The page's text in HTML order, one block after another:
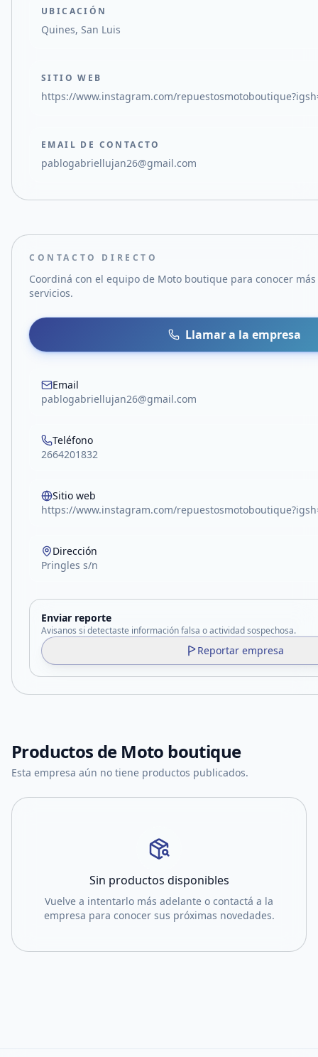
UBICACIÓN
Quines, San Luis
SITIO WEB
https://www.instagram.com/
EMAIL DE CONTACTO
pablogabriellujan26@gmail.com
CONTACTO DIRECTO
Coordiná con el equipo de Moto boutique para conocer
servicios.
Llamar a la empresa
Email
pablogabriellujan26@gmail.com
Teléfono
2664201832
Sitio web
https://www.instagram.com/
Dirección
Pringles s/n
Enviar reporte
Avisanos si detectaste información falsa o actividad sospechosa.
Reportar empresa
Productos de Moto boutique
Esta empresa aún no tiene productos publicados.
Sin productos disponibles
Vuelve a intentarlo más adelante o contactá a la
empresa para conocer sus próximas novedades.